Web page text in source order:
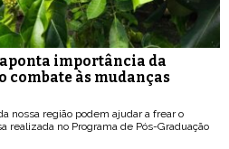
importância da
combate às mudanças
nossa região podem ajudar a frear o
realizada no Programa de Pós-Graduação